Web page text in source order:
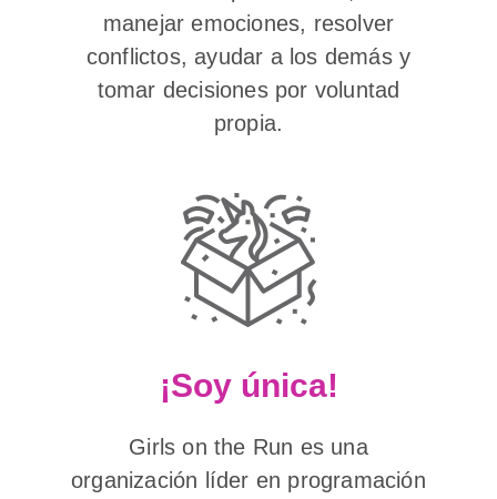
manejar emociones, resolver
conflictos, ayudar a los demás y
tomar decisiones por voluntad
propia.
¡Soy única!
Girls on the Run es una
organización líder en programación